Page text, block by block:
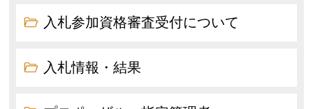
入札参加資格審査受付について
入札情報・結果